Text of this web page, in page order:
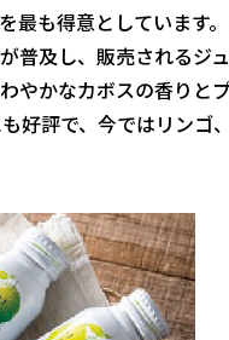
最も得意としています
普及し、販売されるジュ
やかなカボスの香りと
好評で、今ではリンゴ、